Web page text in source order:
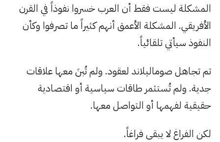
المشكلة ليست فقط أن العرب خسروا نفوذاً في القرن
الأفريقي. المشكلة الأعمق أنهم كثيراً ما تصرفوا وكأن
النفوذ سيأتي تلقائياً.
تم تجاهل صوماليلاند لعقود. ولم تُبنَ معها علاقات
جدية. ولم تُستثمر طاقات سياسية أو اقتصادية
حقيقية لفهمها أو التواصل معها.
لكن الفراغ لا يبقى فراغاً.